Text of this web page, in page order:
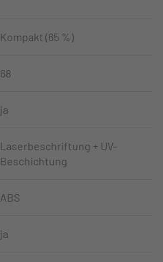
Kompakt (65 %)
68
ja
Laserbeschriftung + UV-
Beschichtung
ABS
ja